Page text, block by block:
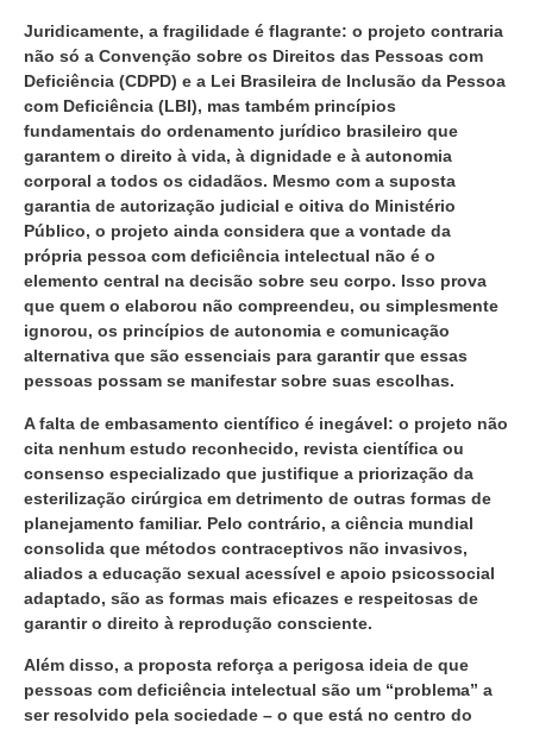
Juridicamente, a fragilidade é flagrante: o projeto contraria
não só a Convenção sobre os Direitos das Pessoas com
Deficiência (CDPD) e a Lei Brasileira de Inclusão da Pessoa
com Deficiência (LBI), mas também princípios
fundamentais do ordenamento jurídico brasileiro que
garantem o direito à vida, à dignidade e à autonomia
corporal a todos os cidadãos. Mesmo com a suposta
garantia de autorização judicial e oitiva do Ministério
Público, o projeto ainda considera que a vontade da
própria pessoa com deficiência intelectual não é o
elemento central na decisão sobre seu corpo. Isso prova
que quem o elaborou não compreendeu, ou simplesmente
ignorou, os princípios de autonomia e comunicação
alternativa que são essenciais para garantir que essas
pessoas possam se manifestar sobre suas escolhas.
A falta de embasamento científico é inegável: o projeto não
cita nenhum estudo reconhecido, revista científica ou
consenso especializado que justifique a priorização da
esterilização cirúrgica em detrimento de outras formas de
planejamento familiar. Pelo contrário, a ciência mundial
consolida que métodos contraceptivos não invasivos,
aliados a educação sexual acessível e apoio psicossocial
adaptado, são as formas mais eficazes e respeitosas de
garantir o direito à reprodução consciente.
Além disso, a proposta reforça a perigosa ideia de que
pessoas com deficiência intelectual são um “problema” a
ser resolvido pela sociedade – o que está no centro do